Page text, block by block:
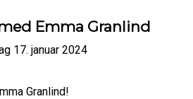
Emma Granlind
17. januar 2024
Granlind!